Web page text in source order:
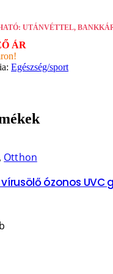
UTÁNVÉTTEL,
ÁR
Egészség/sport
, Otthon
ózonos